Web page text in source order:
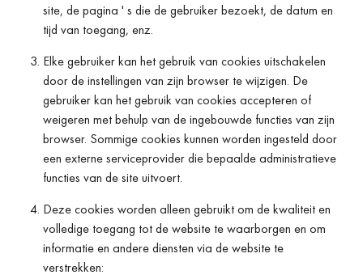
site, de pagina ' s die de gebruiker bezoekt, de datum en
tijd van toegang, enz.
Elke gebruiker kan het gebruik van cookies uitschakelen
door de instellingen van zijn browser te wijzigen. De
gebruiker kan het gebruik van cookies accepteren of
weigeren met behulp van de ingebouwde functies van zijn
browser. Sommige cookies kunnen worden ingesteld door
een externe serviceprovider die bepaalde administratieve
functies van de site uitvoert.
Deze cookies worden alleen gebruikt om de kwaliteit en
volledige toegang tot de website te waarborgen en om
informatie en andere diensten via de website te
verstrekken: